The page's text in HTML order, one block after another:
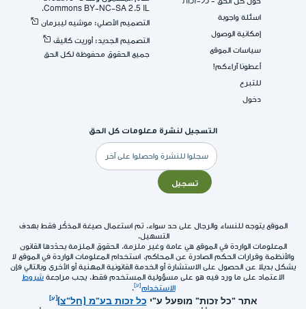
اسئلة واجوبة
إمكانية الوصول
سياسات الموقع
أعطونا آراءكم!
للتبرع
دخول
Commons BY-NC-SA 2.5 IL.
التصميم الأصلي: موشيه ليبرمان
التصميم الجديد: أوريت كاليڤ
جميع الحقوق محفوظة لكل الحق
التسجيل لنشرة معلومات كل الحق
البريد
الإلكتروني
تسجيل
الموقع يتوجه للنساء والرجال على حد سواء. تم استعمال صيغة المذكّر فقط بهدف
التسهيل.
المعلومات الواردة في الموقع هي عامة وغير ملزمة. الحقوق الملزمة يحدّدها القانون
والأنظمة وقرارات الحكم الصادرة عن المحاكم. استخدام المعلومات الواردة في الموقع لا
يشكل بديلا عن الحصول على الاستشارة أو الخدمة القانونية المهنية أو الأخرى وبالتالي فإن
الاعتماد على ما ورد فيه هو على مسؤولية المستخدم فقط. يجب مراجعة شروط
الاستخدام
.
אתר "כל זכות" מופעל ע"י כל זכות בע"מ (חל"צ)